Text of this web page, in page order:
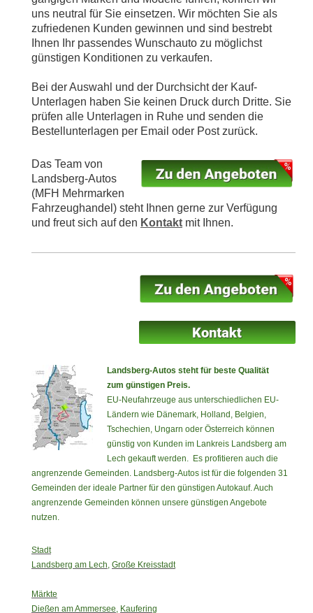
uns neutral für Sie einsetzen. Wir möchten Sie als
zufriedenen Kunden gewinnen und sind bestrebt
Ihnen Ihr passendes Wunschauto zu möglichst
günstigen Konditionen zu verkaufen.
Bei der Auswahl und der Durchsicht der Kauf-
Unterlagen haben Sie keinen Druck durch Dritte. Sie
prüfen alle Unterlagen in Ruhe und senden die
Bestellunterlagen per Email oder Post zurück.
Das Team von
Landsberg-Autos
(MFH Mehrmarken
Fahrzeughandel) steht Ihnen gerne zur Verfügung
und freut sich auf den Kontakt mit Ihnen.
Landsberg-Autos steht für beste Qualität
zum günstigen Preis.
EU-Neufahrzeuge aus unterschiedlichen EU-
Ländern wie Dänemark, Holland, Belgien,
Tschechien, Ungarn oder Österreich können
günstig von Kunden im Lankreis Landsberg am
Lech gekauft werden. Es profitieren auch die
angrenzende Gemeinden. Landsberg-Autos ist für die folgenden 31
Gemeinden der ideale Partner für den günstigen Autokauf. Auch
angrenzende Gemeinden können unsere günstigen Angebote
nutzen.
Stadt
Landsberg am Lech Große Kreisstadt
Märkte
Dießen am Ammersee Kaufering